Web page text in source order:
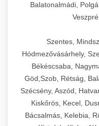
Balatonalmádi,
Szentes,
Hódmezővásárhely,
Békéscsaba,
Göd,Szob, Rétság,
Szécsény, Aszód,
Kiskőrös, Kecel,
Bácsalmás, Kelebia,